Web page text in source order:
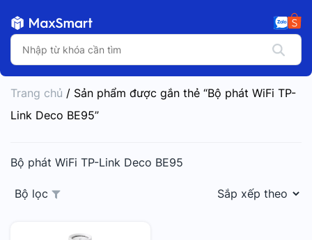
Trang chủ / Sản phẩm được gắn thẻ “Bộ phát WiFi TP-
Link Deco BE95”
Bộ phát WiFi TP-Link Deco BE95
Bộ lọc